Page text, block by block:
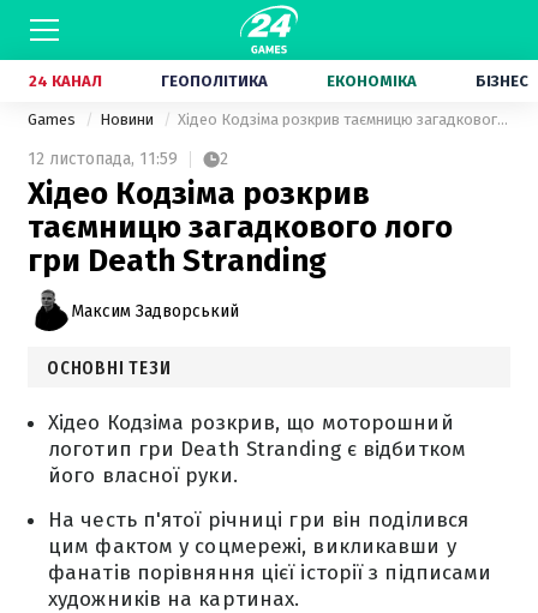
24 КАНАЛ ГЕОПОЛІТИКА ЕКОНОМІКА БІЗНЕС
Games Новини Хідео Кодзіма розкрив таємницю загадкового лого гри Death Stranding
12 листопада, 11:59 2
Хідео Кодзіма розкрив
таємницю загадкового лого
гри Death Stranding
Максим Задворський
ОСНОВНІ ТЕЗИ
Хідео Кодзіма розкрив, що моторошний
логотип гри Death Stranding є відбитком
його власної руки.
На честь п'ятої річниці гри він поділився
цим фактом у соцмережі, викликавши у
фанатів порівняння цієї історії з підписами
художників на картинах.